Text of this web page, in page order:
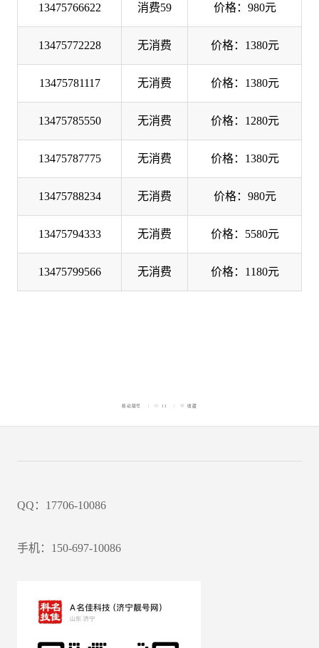
13475766622 消费59 价格：980元
13475772228 无消费 价格：1380元
13475781117 无消费 价格：1380元
13475785550 无消费 价格：1280元
13475787775 无消费 价格：1380元
13475788234 无消费 价格：980元
13475794333 无消费 价格：5580元
13475799566 无消费 价格：1180元
移动靓号 11 收藏
QQ：17706-10086
手机：150-697-10086